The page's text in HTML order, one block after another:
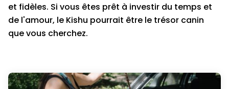
et fidèles. Si vous êtes prêt à investir du temps et
de l'amour, le Kishu pourrait être le trésor canin
que vous cherchez.